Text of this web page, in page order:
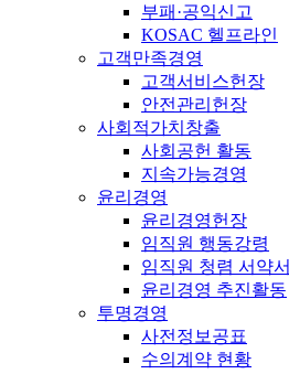
부패·공익신고
KOSAC 헬프라인
고객만족경영
고객서비스헌장
안전관리헌장
사회적가치창출
사회공헌 활동
지속가능경영
윤리경영
윤리경영헌장
임직원 행동강령
임직원 청렴 서약서
윤리경영 추진활동
투명경영
사전정보공표
수의계약 현황